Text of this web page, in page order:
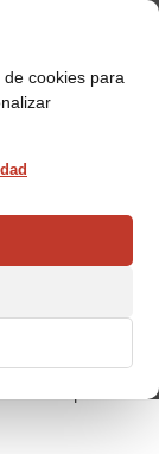
cookies para
dedicada
ha invertido
de
para la venta.
de fabricación y